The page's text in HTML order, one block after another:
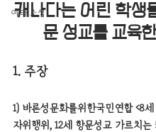
여타 소식
캐나다는 어린 학생
문 성교를 교육
1. 주장
1) 바른성문화를위한국민연합 <8세
자위행위, 12세 항문성교 가르치는